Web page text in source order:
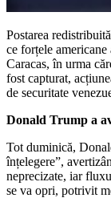
Postarea
ce forțele
Caracas, în urma
fost capturat,
de securitate
Donald Trump a
Tot duminică,
înțelegere”,
neprecizate, iar
se va opri, potrivit